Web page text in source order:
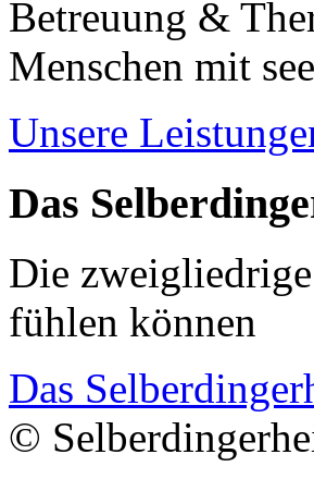
Betreuung &
Menschen mit
Unsere
Das
Die
fühlen können
Das
©